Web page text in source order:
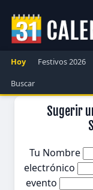
Hoy Festivos 2026
Buscar
Sugerir
Tu Nombre
electrónico
evento